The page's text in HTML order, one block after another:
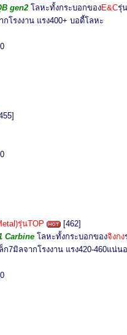
gen2 โลหะทั้งกระบอกของE&Cรุ่
โรงงาน แรง400+ บอดี้โลหะ
รุ่นTOP
[462]
Carbine โลหะทั้งกระบอกของจิงกง
7มิลจากโรงงาน แรง420-460แน่นอ